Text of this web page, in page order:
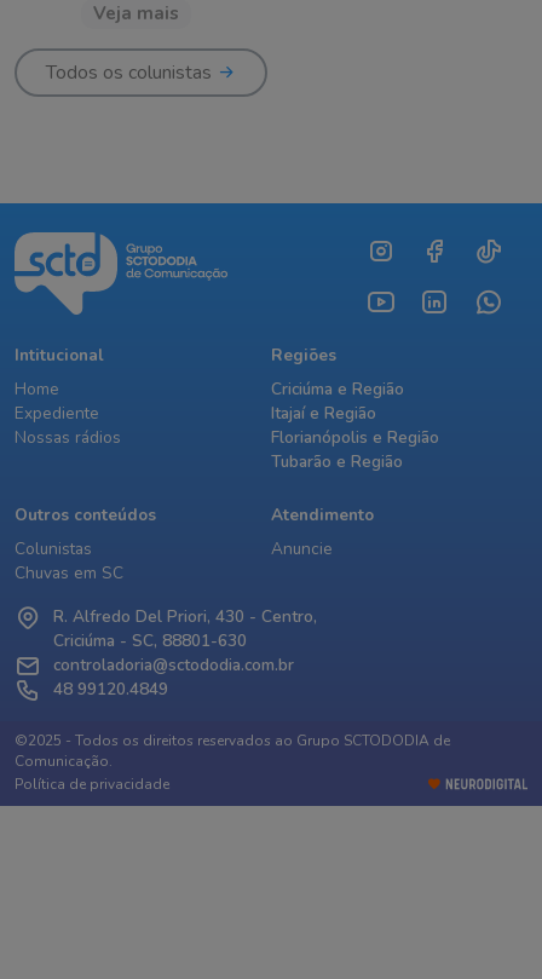
Veja mais
Todos os colunistas
Intitucional
Home
Expediente
Nossas rádios
Regiões
Criciúma e Região
Itajaí e Região
Florianópolis e Região
Tubarão e Região
Outros conteúdos
Colunistas
Chuvas em SC
Atendimento
Anuncie
R. Alfredo Del Priori, 430 - Centro,
Criciúma - SC, 88801-630
controladoria@sctododia.com.br
48 99120.4849
©2025 - Todos os direitos reservados ao Grupo SCTODODIA de
Comunicação.
Política de privacidade